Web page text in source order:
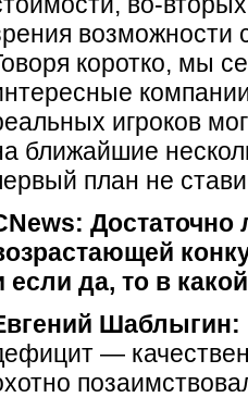
возможности
коротко, мы
игроков
ближайшие
план не
Достаточно
если да, то в
Шаблыгин:
—